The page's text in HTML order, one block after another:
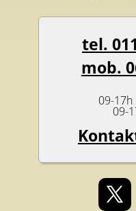
tel.
mob.
09-
09-